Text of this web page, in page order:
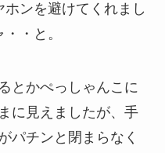
ンを避けてくれまし
・と。
とかぺっしゃんこに
に見えましたが、手
パチンと閉まらなく